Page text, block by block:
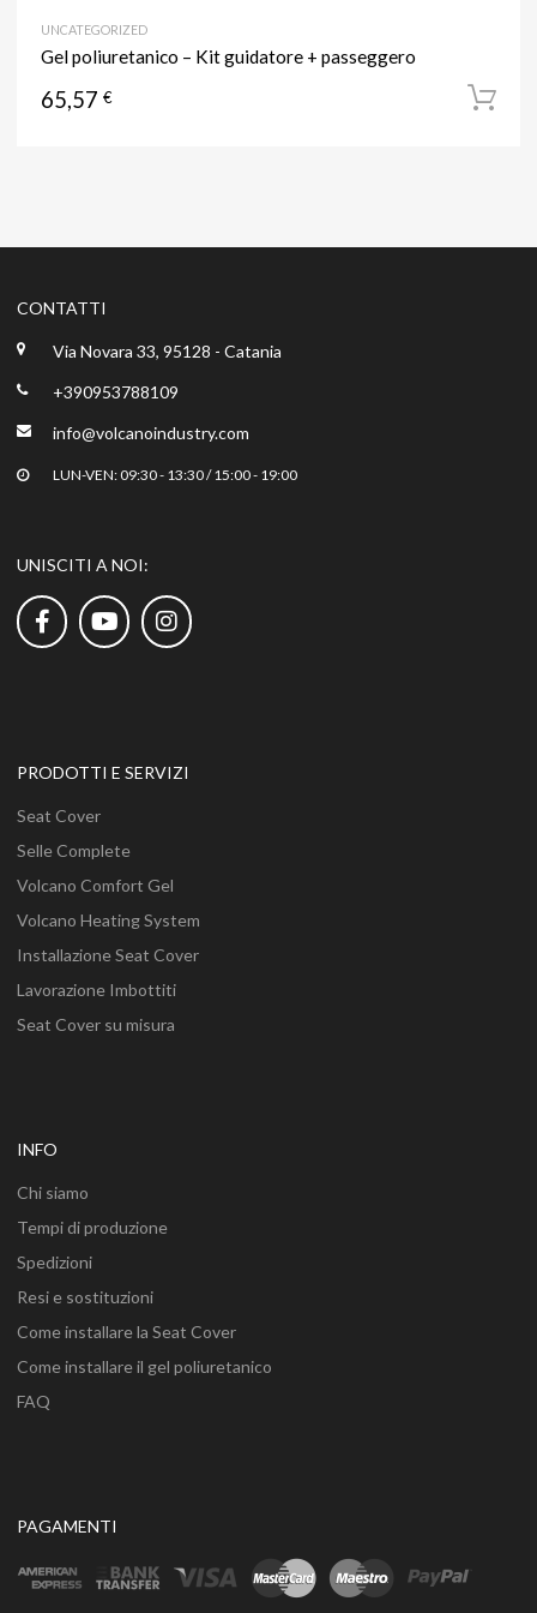
UNCATEGORIZED
Gel poliuretanico – Kit guidatore + passeggero
65,57 €
CONTATTI
Via Novara 33, 95128 - Catania
+390953788109
info@volcanoindustry.com
LUN-VEN: 09:30 - 13:30 / 15:00 - 19:00
UNISCITI A NOI:
PRODOTTI E SERVIZI
Seat Cover
Selle Complete
Volcano Comfort Gel
Volcano Heating System
Installazione Seat Cover
Lavorazione Imbottiti
Seat Cover su misura
INFO
Chi siamo
Tempi di produzione
Spedizioni
Resi e sostituzioni
Come installare la Seat Cover
Come installare il gel poliuretanico
FAQ
PAGAMENTI